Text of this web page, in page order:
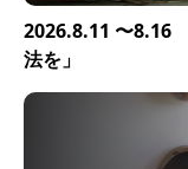
2026.8.11 〜
法を」